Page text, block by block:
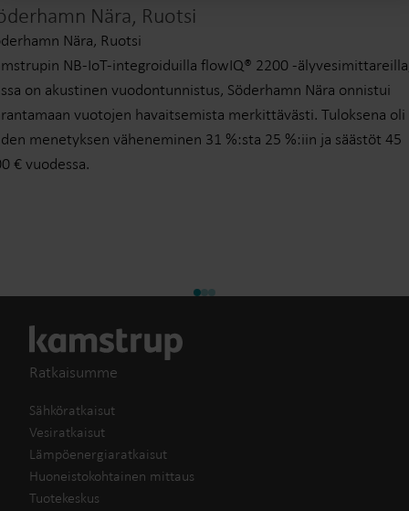
Nära, Ruotsi
Nära, Ruotsi
NB-IoT-integroiduilla flowIQ® 2200 -
on akustinen vuodontunnistus, Söderhamn Nära onnistui
vuotojen havaitsemista merkittävästi. Tuloksena oli
menetyksen väheneminen 31 %:sta 25 %:iin ja säästöt 45
€ vuodessa.
Ratkaisumme
Sähköratkaisut
Vesiratkaisut
Lämpöenergiaratkaisut
Huoneistokohtainen mittaus
Tuotekeskus